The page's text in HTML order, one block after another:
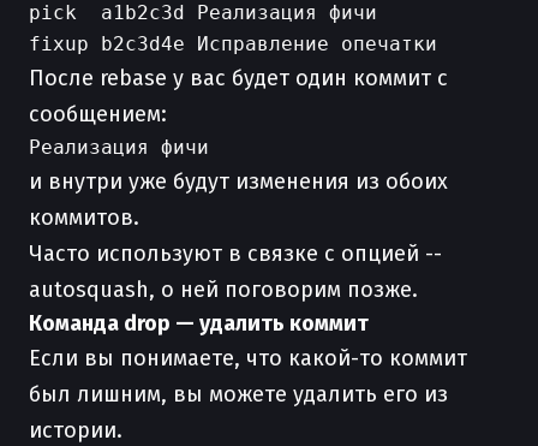
pick  a1b2c3d Реализация фичи
После rebase у вас будет один коммит с
сообщением:
и внутри уже будут изменения из обоих
коммитов.
Часто используют в связке с опцией --
autosquash, о ней поговорим позже.
Команда drop — удалить коммит
Если вы понимаете, что какой-то коммит
был лишним, вы можете удалить его из
истории.